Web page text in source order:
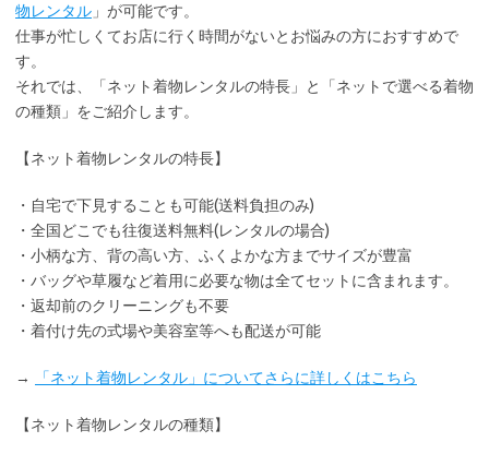
物レンタル 」が可能です。
仕事が忙しくてお店に行く時間がないとお悩みの方におすすめで
す。
それでは、「ネット着物レンタルの特長」と「ネットで選べる着物
の種類」をご紹介します。
【ネット着物レンタルの特長】
・ 自宅で下見することも可能(送料負担のみ)
・全国どこでも往復送料無料(レンタルの場合)
・小柄な方、背の高い方、ふくよかな方までサイズが豊富
・バッグや草履など着用に必要な物は全てセット に含まれます。
・返却前のクリーニングも不要
・着付け先の式場や美容室等へも配送が可能
→ 「ネット着物レンタル」についてさらに詳しくはこちら
【ネット着物レンタルの種類】